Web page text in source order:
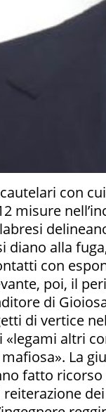
con
misure
diano alla
con
poi, il
di
di vertice
«legami altri
La
fatto